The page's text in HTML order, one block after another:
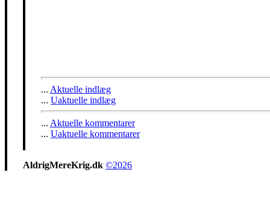
... Aktuelle indlæg
... Uaktuelle indlæg
... Aktuelle kommentarer
... Uaktuelle kommentarer
AldrigMereKrig.dk ©2026